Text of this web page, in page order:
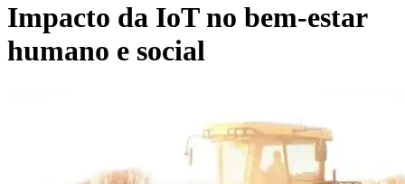
Impacto da IoT no bem-estar
humano e social